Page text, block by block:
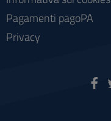
Pagamenti pagoPA
Privacy